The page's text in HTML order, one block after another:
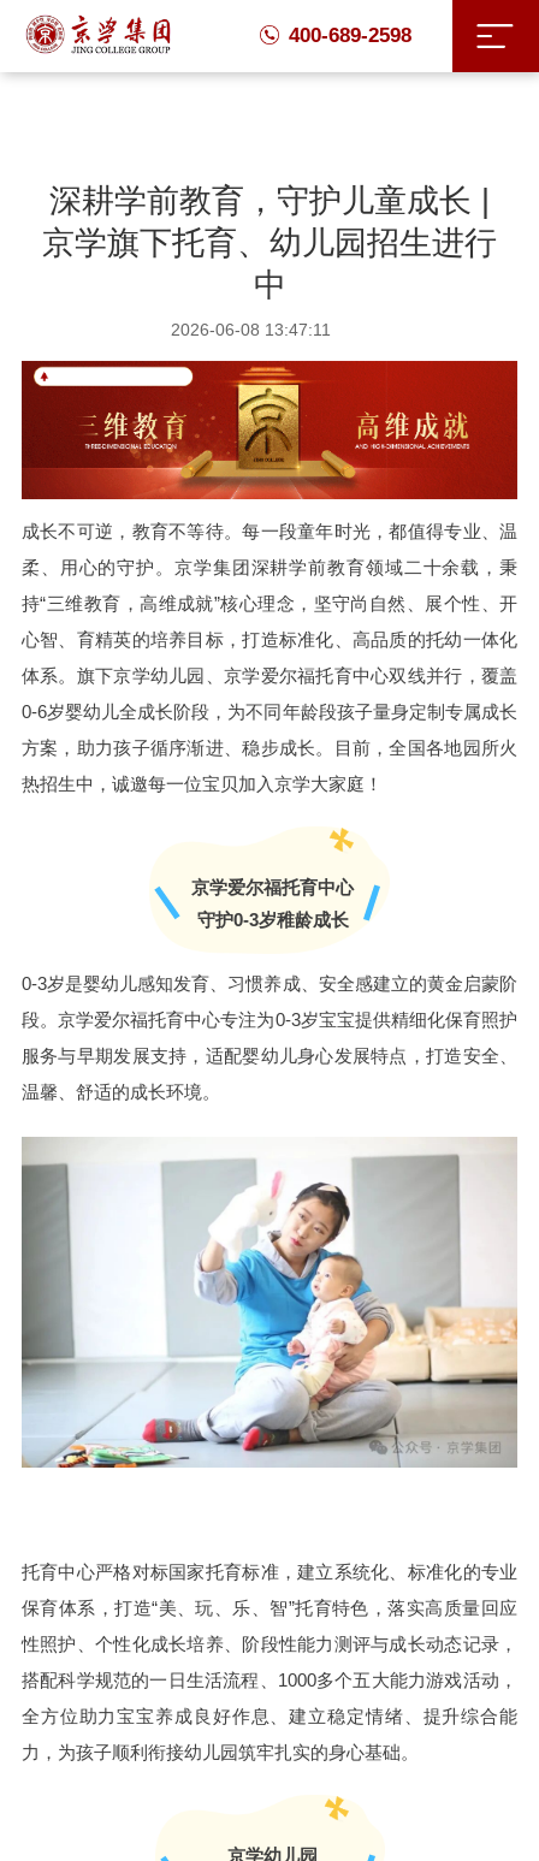
400-689-2598
深耕学前教育，守护儿童成长 |
京学旗下托育、幼儿园招生进行
中
2026-06-08 13:47:11
成长不可逆，教育不等待。每一段童年时光，都值得专业、温
柔、用心的守护。京学集团深耕学前教育领域二十余载，秉
持“三维教育，高维成就”核心理念，坚守尚自然、展个性、开
心智、育精英的培养目标，打造标准化、高品质的托幼一体化
体系。旗下京学幼儿园、京学爱尔福托育中心双线并行，覆盖
0-6岁婴幼儿全成长阶段，为不同年龄段孩子量身定制专属成长
方案，助力孩子循序渐进、稳步成长。目前，全国各地园所火
热招生中，诚邀每一位宝贝加入京学大家庭！
京学爱尔福托育中心
守护0-3岁稚龄成长
0-3岁是婴幼儿感知发育、习惯养成、安全感建立的黄金启蒙阶
段。京学爱尔福托育中心专注为0-3岁宝宝提供精细化保育照护
服务与早期发展支持，适配婴幼儿身心发展特点，打造安全、
温馨、舒适的成长环境。
托育中心严格对标国家托育标准，建立系统化、标准化的专业
保育体系，打造“美、玩、乐、智”托育特色，落实高质量回应
性照护、个性化成长培养、阶段性能力测评与成长动态记录，
搭配科学规范的一日生活流程、1000多个五大能力游戏活动，
全方位助力宝宝养成良好作息、建立稳定情绪、提升综合能
力，为孩子顺利衔接幼儿园筑牢扎实的身心基础。
京学幼儿园